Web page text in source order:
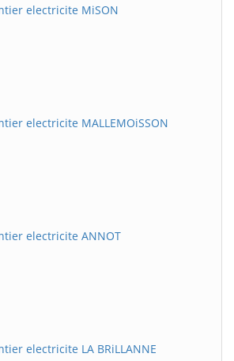
electricite MiSON
electricite MALLEMOiSSON
electricite ANNOT
electricite LA BRiLLANNE